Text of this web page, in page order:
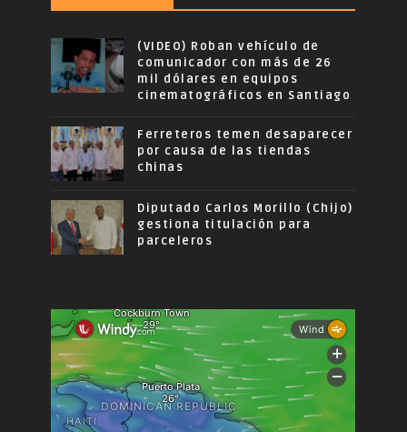
(VIDEO) Roban vehículo de
comunicador con más de 26
mil dólares en equipos
cinematográficos en Santiago
Ferreteros temen desaparecer
por causa de las tiendas
chinas
Diputado Carlos Morillo (Chijo)
gestiona titulación para
parceleros